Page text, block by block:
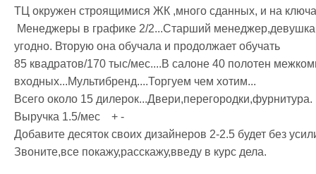
ТЦ окружен строящимися ЖК ,много сданных, и на
угодно. Вторую она обучала и продолжает обучать
85 квадратов/170 тыс/мес....В салоне 40 полотен
входных...Мультибренд....Торгуем чем хотим...
Всего около 15 дилерок...Двери,перегородки,фурнитура.
Выручка 1.5/мес    + -
Добавите десяток своих дизайнеров 2-2.5 будет без
Звоните,все покажу,расскажу,введу в курс дела.